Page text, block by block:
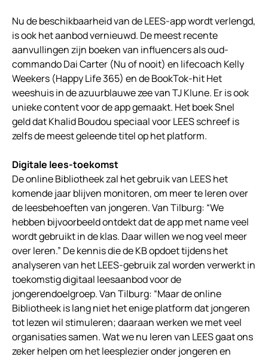
Nu de beschikbaarheid van de LEES-app wordt verlengd,
is ook het aanbod vernieuwd. De meest recente
aanvullingen zijn boeken van influencers als oud-
commando Dai Carter (Nu of nooit) en lifecoach Kelly
Weekers (Happy Life 365) en de BookTok-hit Het
weeshuis in de azuurblauwe zee van TJ Klune. Er is ook
unieke content voor de app gemaakt. Het boek Snel
geld dat Khalid Boudou speciaal voor LEES schreef is
zelfs de meest geleende titel op het platform.
Digitale lees-toekomst
De online Bibliotheek zal het gebruik van LEES het
komende jaar blijven monitoren, om meer te leren over
de leesbehoeften van jongeren. Van Tilburg: “We
hebben bijvoorbeeld ontdekt dat de app met name veel
wordt gebruikt in de klas. Daar willen we nog veel meer
over leren.” De kennis die de KB opdoet tijdens het
analyseren van het LEES-gebruik zal worden verwerkt in
toekomstig digitaal leesaanbod voor de
jongerendoelgroep. Van Tilburg: “Maar de online
Bibliotheek is lang niet het enige platform dat jongeren
tot lezen wil stimuleren; daaraan werken we met veel
organisaties samen. Wat we nu leren van LEES gaat ons
zeker helpen om het leesplezier onder jongeren en